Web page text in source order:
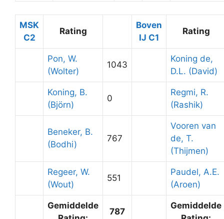
MSK
C2
Rating
Boven
IJ C1
Rating
Pon, W.
(Wolter)
1043
Koning de,
D.L. (David)
Koning, B.
(Björn)
0
Regmi, R.
(Rashik)
Beneker, B.
(Bodhi)
767
Vooren van
de, T.
(Thijmen)
Regeer, W.
(Wout)
551
Paudel, A.E.
(Aroen)
Gemiddelde
787
Gemiddelde